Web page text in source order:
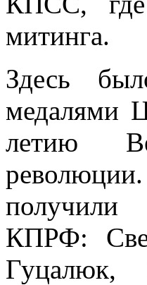
митинга.
Здесь
медалями
летию
получили
КПРФ:
Гуцалюк,